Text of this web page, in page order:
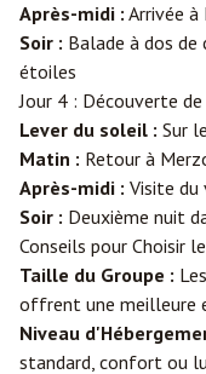
Après-midi : Arrivée
Soir : Balade à dos de
étoiles
Jour 4 : Découverte
Lever du soleil : Sur
Matin : Retour à
Après-midi : Visite du
Soir : Deuxième nuit
Conseils pour Choisir
Taille du Groupe :
offrent une meilleure
Niveau
standard, confort ou